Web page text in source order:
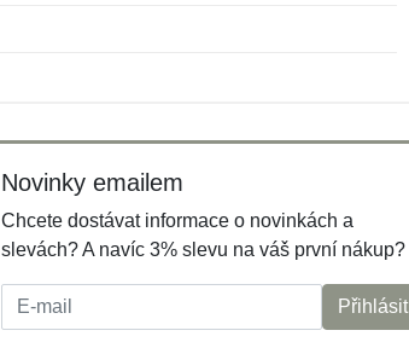
Novinky emailem
Chcete dostávat informace o novinkách a
slevách? A navíc 3% slevu na váš první nákup?
E-mail: Přihlásit